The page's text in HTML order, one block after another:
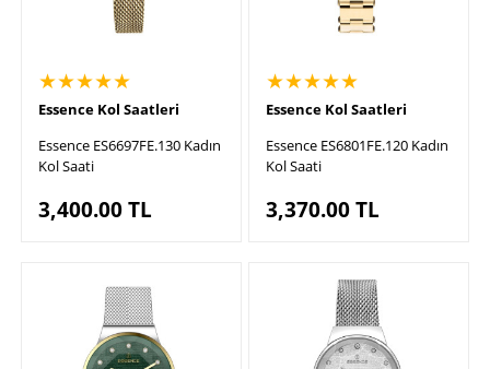
★★★★★
Essence Kol Saatleri
Essence ES6697FE.130 Kadın
Kol Saati
3,400.00TL
★★★★★
Essence Kol Saatleri
Essence ES6801FE.120 Kadın
Kol Saati
3,370.00TL